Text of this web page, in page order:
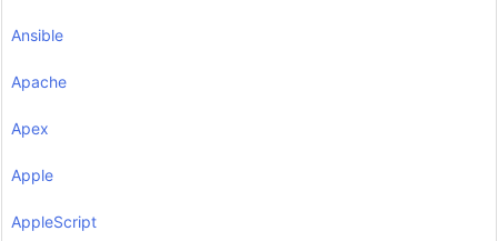
Ansible
Apache
Apex
Apple
AppleScript